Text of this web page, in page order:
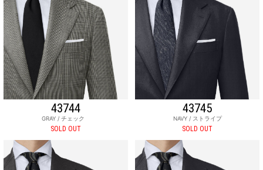
43744
GRAY / チェック
SOLD OUT
43745
NAVY / ストライプ
SOLD OUT